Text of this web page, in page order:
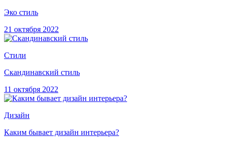
Эко стиль
21 октября 2022
Стили
Скандинавский стиль
11 октября 2022
Дизайн
Каким бывает дизайн интерьера?